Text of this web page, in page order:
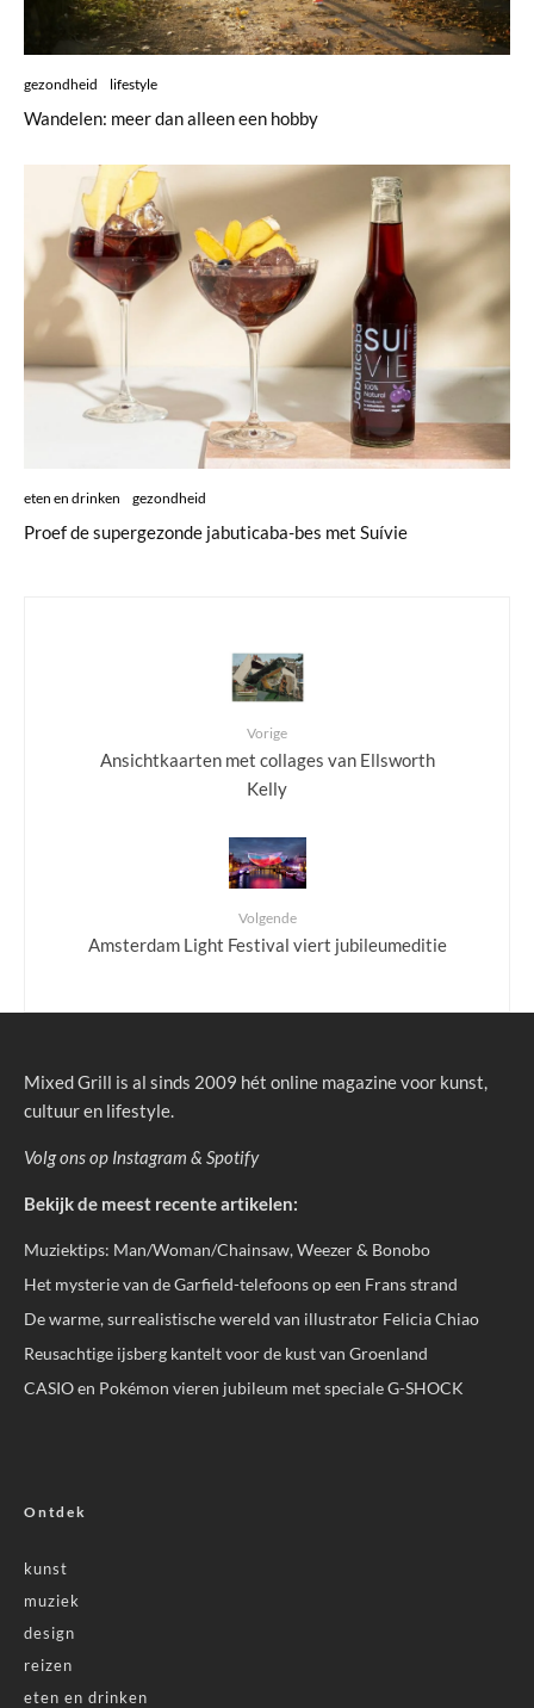
gezondheid lifestyle
Wandelen: meer dan alleen een hobby
eten en drinken gezondheid
Proef de supergezonde jabuticaba-bes met Suívie
Vorige
Ansichtkaarten met collages van Ellsworth
Kelly
Volgende
Amsterdam Light Festival viert jubileumeditie
Mixed Grill is al sinds 2009 hét online magazine voor kunst,
cultuur en lifestyle.
Volg ons op Instagram & Spotify
Bekijk de meest recente artikelen:
Muziektips: Man/Woman/Chainsaw, Weezer & Bonobo
Het mysterie van de Garfield-telefoons op een Frans strand
De warme, surrealistische wereld van illustrator Felicia Chiao
Reusachtige ijsberg kantelt voor de kust van Groenland
CASIO en Pokémon vieren jubileum met speciale G-SHOCK
Ontdek
kunst
muziek
design
reizen
eten en drinken